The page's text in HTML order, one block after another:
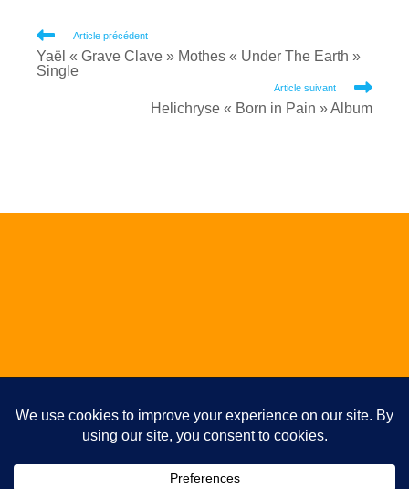
Read
more
articles
Article précédent
Yaël « Grave Clave » Mothes « Under The Earth »
Single
Article suivant
Helichryse « Born in Pain » Album
Articles
Partitions de batterie gratuites
Copyright 2026 - www.fppa.fr - Tous droits réservés
Abonnez-vous pour ne rien rater !